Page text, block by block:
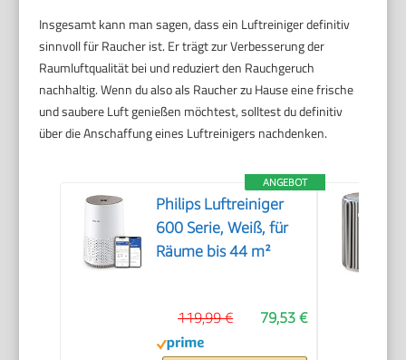
Insgesamt kann man sagen, dass ein Luftreiniger definitiv
sinnvoll für Raucher ist. Er trägt zur Verbesserung der
Raumluftqualität bei und reduziert den Rauchgeruch
nachhaltig. Wenn du also als Raucher zu Hause eine frische
und saubere Luft genießen möchtest, solltest du definitiv
über die Anschaffung eines Luftreinigers nachdenken.
ANGEBOT
Philips Luftreiniger
600 Serie, Weiß, für
Räume bis 44 m²
79,53 €
119,99 €